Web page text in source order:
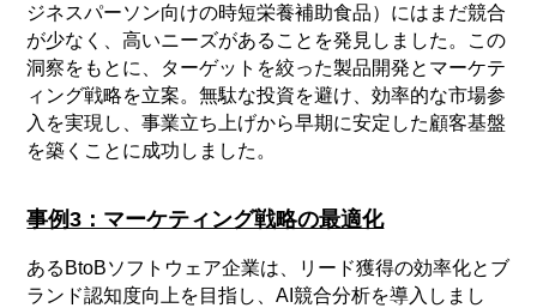
ジネスパーソン向けの時短栄養補助食品）にはまだ競合
が少なく、高いニーズがあることを発見しました。この
洞察をもとに、ターゲットを絞った製品開発とマーケテ
ィング戦略を立案。無駄な投資を避け、効率的な市場参
入を実現し、事業立ち上げから早期に安定した顧客基盤
を築くことに成功しました。
事例3：マーケティング戦略の最適化
あるBtoBソフトウェア企業は、リード獲得の効率化とブ
ランド認知度向上を目指し、AI競合分析を導入しまし